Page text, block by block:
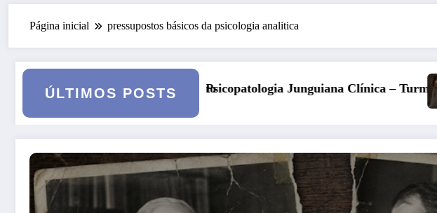
Página inicial pressupostos básicos da psicologia analitica
ÚLTIMOS POSTS
Psicopatologia Junguiana Clínica – Turma 6 Kore, Deméter e o inverno: